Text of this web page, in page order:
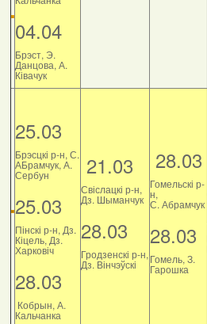
04.04
Брэст, Э.
Данцова, А.
Ківачук
25.03
Брэсцкі р-н, С.
АБрамчук, А.
Сербун
25.03
Пінскі р-н, Дз.
Кіцель, Дз.
Харковіч
28.03
Кобрын, А.
Кальчанка
21.03
Свіслацкі р-н,
Дз. Шыманчук
28.03
Гродзенскі р-н,
Дз. Вінчэўскі
28.03
Гомельскі р-
н,
С. Абрамчук
28.03
Гомель, З.
Гарошка